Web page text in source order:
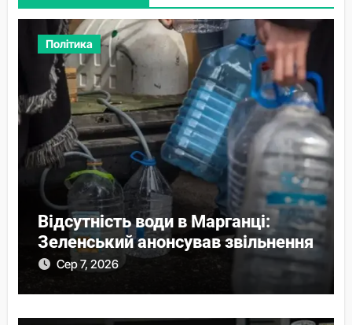
Політика
Відсутність води в Марганці:
Зеленський анонсував звільнення
Сер 7, 2026